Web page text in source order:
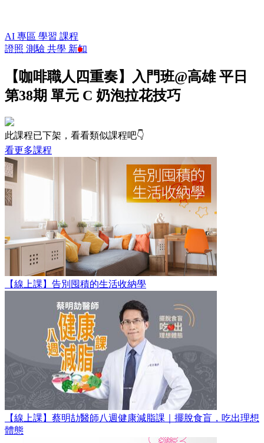
AI 專區 學習 課程
證照 測驗 共學 新知
【咖啡職人四重奏】入門班@高雄 平日
第38期 單元 C 奶泡拉花技巧
此課程已下架，看看類似課程吧👇
看更多課程
【線上課】告別囤積的生活收納學
【線上課】蔡明劼醫師八週健康減脂課｜擺脫食盲，吃出理想
體態